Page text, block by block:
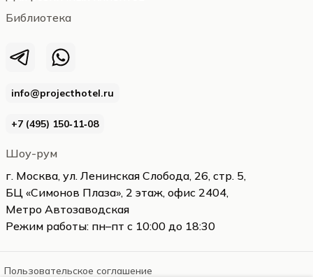
info@projecthotel.ru
+7 (495) 150‑11‑08
Шоу-рум
г. Москва, ул. Ленинская Слобода, 26, стр. 5,
БЦ «Симонов Плаза», 2 этаж, офис 2404,
Метро Автозаводская
Режим работы: пн–пт с 10:00 до 18:30
Библиотека
Пользовательское соглашение